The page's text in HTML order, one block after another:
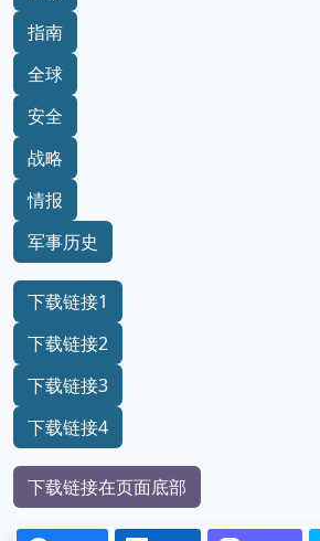
指南
全球
安全
战略
情报
军事历史
下载链接1
下载链接2
下载链接3
下载链接4
下载链接在页面底部